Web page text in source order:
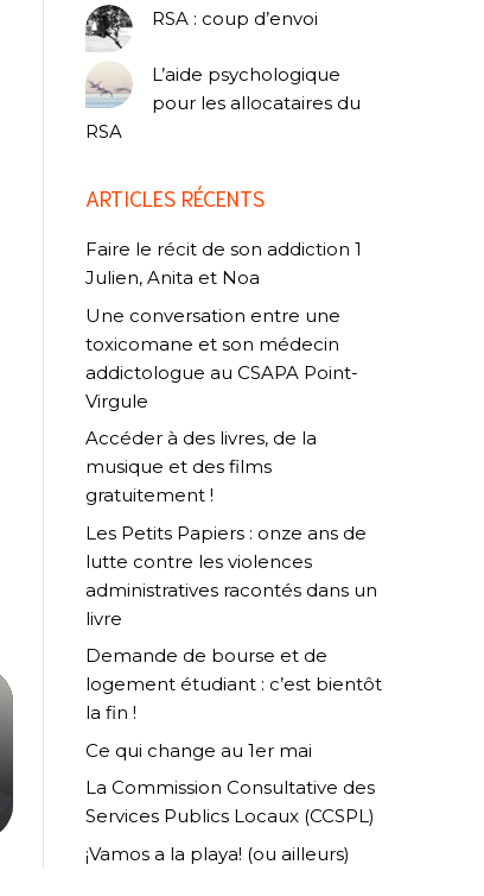
RSA : coup d’envoi
L’aide psychologique
pour les allocataires du
RSA
ARTICLES RÉCENTS
Faire le récit de son addiction 1
Julien, Anita et Noa
Une conversation entre une
toxicomane et son médecin
addictologue au CSAPA Point-
Virgule
Accéder à des livres, de la
musique et des films
gratuitement !
Les Petits Papiers : onze ans de
lutte contre les violences
administratives racontés dans un
livre
Demande de bourse et de
logement étudiant : c’est bientôt
la fin !
Ce qui change au 1er mai
La Commission Consultative des
Services Publics Locaux (CCSPL)
¡Vamos a la playa! (ou ailleurs)